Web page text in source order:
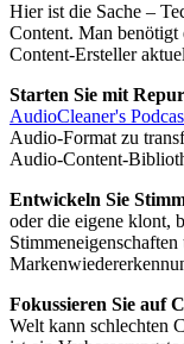
Hier ist die Sache –
Content. Man benötigt
Content-Ersteller
Starten Sie mit
AudioCleaner's
Audio-Format zu
Audio-Content-
Entwickeln Sie
oder die eigene klont,
Fokussieren Sie auf
Welt kann schlechten